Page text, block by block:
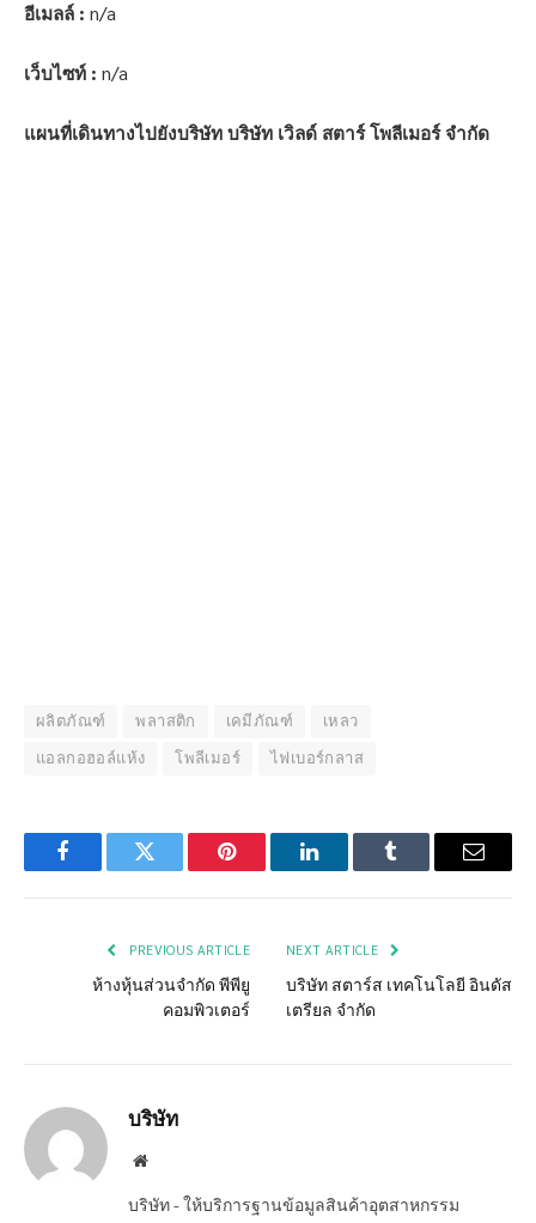
อีเมลล์ : n/a
เว็บไซท์ : n/a
แผนที่เดินทางไปยังบริษัท บริษัท เวิลด์ สตาร์ โพลีเมอร์ จำกัด
ผลิตภัณฑ์ พลาสติก เคมีภัณฑ์
เหลว
แอลกอฮอล์แห้ง
โพลีเมอร์ ไฟเบอร์กลาส
FacebookTwitter Pinterest LinkedInTumblr Email
PREVIOUS ARTICLE
ห้างหุ้นส่วนจำกัด พีพียู
คอมพิวเตอร์
NEXT ARTICLE
บริษัท สตาร์ส เทคโนโลยี อินดัส
เตรียล จำกัด
บริษัท
Website
บริษัท - ให้บริการฐานข้อมูลสินค้าอุตสาหกรรม